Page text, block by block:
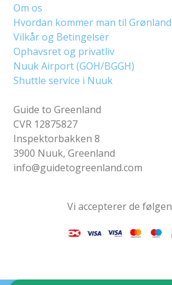
Om os
Hvordan kommer man til Grønland
Vilkår og Betingelser
Ophavsret og privatliv
Nuuk Airport (GOH/BGGH)
Shuttle service i Nuuk
Guide to Greenland
CVR 12875827
Inspektorbakken 8
3900 Nuuk, Greenland
info@guidetogreenland.com
Vi accepterer de